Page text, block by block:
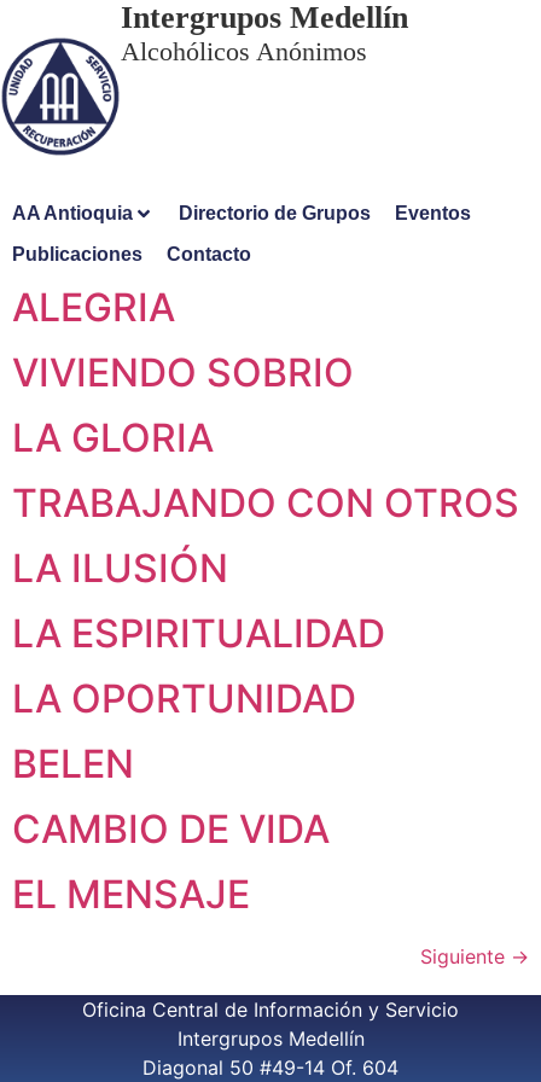
Intergrupos Medellín
Alcohólicos Anónimos
AA Antioquia Directorio de Grupos
Eventos
Publicaciones
Contacto
ALEGRIA
VIVIENDO SOBRIO
LA GLORIA
TRABAJANDO CON OTROS
LA ILUSIÓN
LA ESPIRITUALIDAD
LA OPORTUNIDAD
BELEN
CAMBIO DE VIDA
EL MENSAJE
Siguiente →
Oficina Central de Información y Servicio
Intergrupos Medellín
Diagonal 50 #49-14 Of. 604